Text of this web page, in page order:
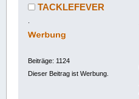
TACKLEFEVER
Beiträge: 1124
Dieser Beitrag ist Werbung.